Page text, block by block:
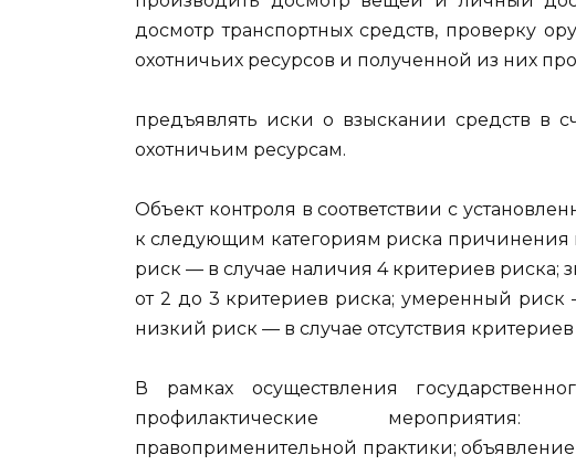
досмотр транспортных средств, проверку
охотничьих ресурсов и полученной из них
предъявлять иски о взыскании средств в
охотничьим ресурсам.
Объект контроля в соответствии с
к следующим категориям риска причинения
риск — в случае наличия 4 критериев риска;
от 2 до 3 критериев риска; умеренный риск
низкий риск — в случае отсутствия
В рамках осуществления
профилактические
правоприменительной практики;